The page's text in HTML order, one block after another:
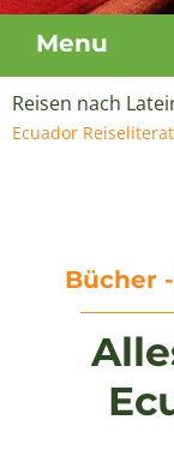
Menu
Reisen nach
Ecuador
Bücher